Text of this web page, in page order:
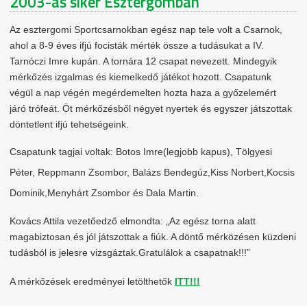
Az esztergomi Sportcsarnokban egész nap tele volt a Csarnok,
ahol a 8-9 éves ifjú focisták mérték össze a tudásukat a IV.
Tarnóczi Imre kupán. A tornára 12 csapat nevezett. Mindegyik
mérkőzés izgalmas és kiemelkedő játékot hozott. Csapatunk
végül a nap végén megérdemelten hozta haza a győzelemért
járó trófeát. Öt mérkőzésből négyet nyertek és egyszer játszottak
döntetlent ifjú tehetségeink.
Csapatunk tagjai voltak: Botos Imre(legjobb kapus), Tölgyesi
Péter, Reppmann Zsombor, Balázs Bendegúz,Kiss Norbert,Kocsis
Dominik,Menyhárt Zsombor és Dala Martin.
Kovács Attila vezetőedző elmondta: „Az egész torna alatt
magabiztosan és jól játszottak a fiúk. A döntő mérközésen küzdeni
tudásból is jelesre vizsgáztak.Gratulálok a csapatnak!!!”
A mérkőzések eredményei letölthetők ITT!!!